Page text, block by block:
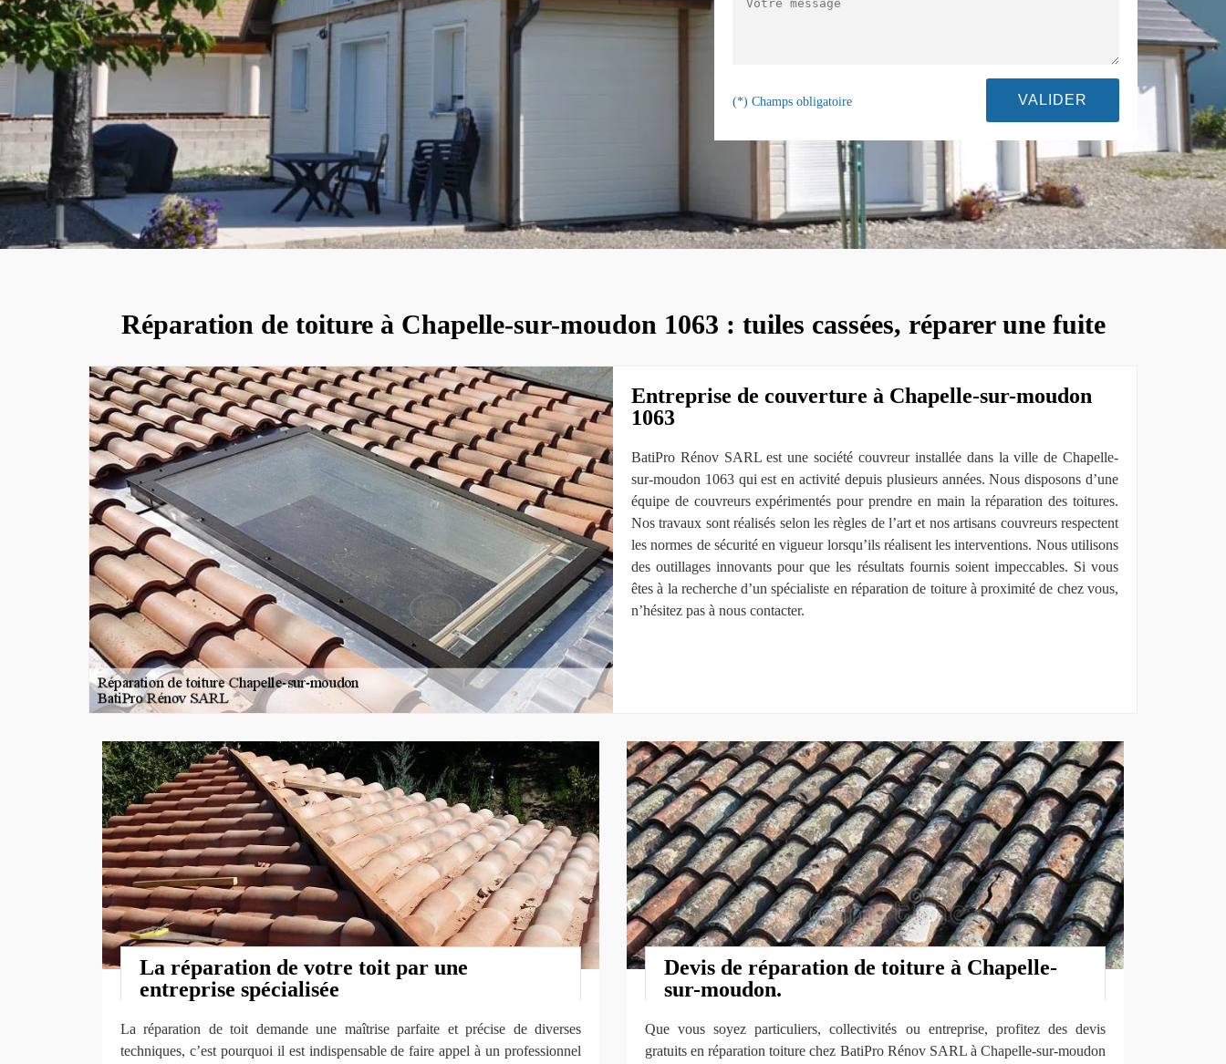
(*) Champs obligatoire
Réparation de toiture à Chapelle-sur-moudon 1063 : tuiles cassées, réparer une fuite
Entreprise de couverture à Chapelle-sur-moudon
1063
BatiPro Rénov SARL est une société couvreur installée dans la ville de Chapelle-
sur-moudon 1063 qui est en activité depuis plusieurs années. Nous disposons d’une
équipe de couvreurs expérimentés pour prendre en main la réparation des toitures.
Nos travaux sont réalisés selon les règles de l’art et nos artisans couvreurs respectent
les normes de sécurité en vigueur lorsqu’ils réalisent les interventions. Nous utilisons
des outillages innovants pour que les résultats fournis soient impeccables. Si vous
êtes à la recherche d’un spécialiste en réparation de toiture à proximité de chez vous,
n’hésitez pas à nous contacter.
La réparation de votre toit par une
entreprise spécialisée
La réparation de toit demande une maîtrise parfaite et précise de diverses
techniques, c’est pourquoi il est indispensable de faire appel à un professionnel
Devis de réparation de toiture à Chapelle-
sur-moudon.
Que vous soyez particuliers, collectivités ou entreprise, profitez des devis
gratuits en réparation toiture chez BatiPro Rénov SARL à Chapelle-sur-moudon